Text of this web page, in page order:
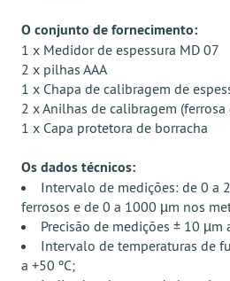
O conjunto de fornecimento:
1 x Medidor de espessura MD 07
2 x pilhas AAA
1 x Chapa de calibragem de
2 x Anilhas de calibragem (ferrosa
1 x Capa protetora de borracha
Os dados técnicos:
Intervalo de medições: de 0 a
ferrosos e de 0 a 1000 µm nos
Precisão de medições ± 10 µm
Intervalo de temperaturas de
a +50 ºC;